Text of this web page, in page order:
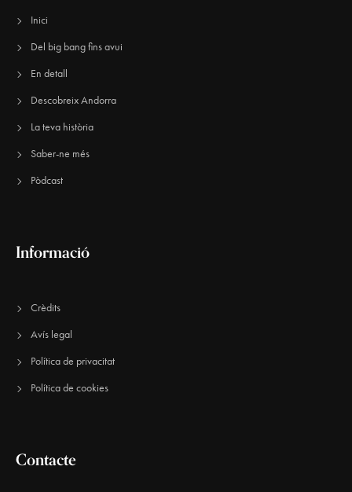
Inici
Del big bang fins avui
En detall
Descobreix Andorra
La teva història
Saber-ne més
Pòdcast
Informació
Crèdits
Avís legal
Política de privacitat
Política de cookies
Contacte